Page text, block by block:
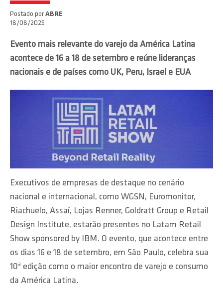
Postado por ABRE
18/08/2025
Evento mais relevante do varejo da América Latina
acontece de 16 a 18 de setembro e reúne lideranças
nacionais e de países como UK, Peru, Israel e EUA
Executivos de empresas de destaque no cenário
nacional e internacional, como WGSN, Euromonitor,
Riachuelo, Assaí, Lojas Renner, Goldratt Group e Retail
Design Institute, estarão presentes no Latam Retail
Show sponsored by IBM. O evento, que acontece entre
os dias 16 e 18 de setembro, em São Paulo, celebra sua
10ª edição como o maior encontro de varejo e consumo
da América Latina.